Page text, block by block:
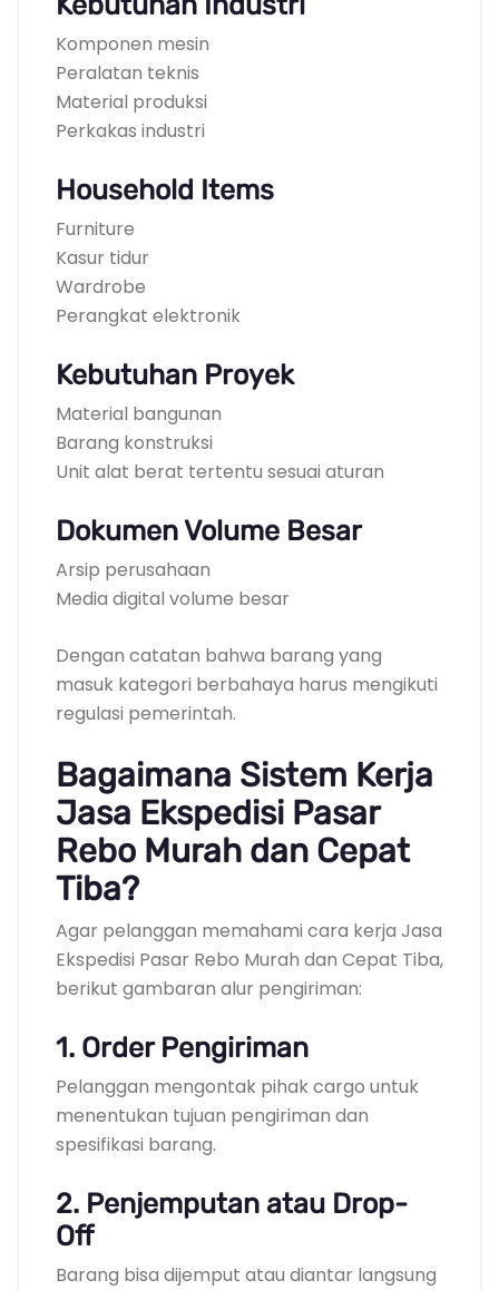
Komponen mesin
Peralatan teknis
Material produksi
Perkakas industri
Household Items
Furniture
Kasur tidur
Wardrobe
Perangkat elektronik
Kebutuhan Proyek
Material bangunan
Barang konstruksi
Unit alat berat tertentu sesuai aturan
Dokumen Volume Besar
Arsip perusahaan
Media digital volume besar
Dengan catatan bahwa barang yang
masuk kategori berbahaya harus mengikuti
regulasi pemerintah.
Bagaimana Sistem Kerja
Jasa Ekspedisi Pasar
Rebo Murah dan Cepat
Tiba?
Agar pelanggan memahami cara kerja Jasa
Ekspedisi Pasar Rebo Murah dan Cepat Tiba,
berikut gambaran alur pengiriman:
1. Order Pengiriman
Pelanggan mengontak pihak cargo untuk
menentukan tujuan pengiriman dan
spesifikasi barang.
2. Penjemputan atau Drop-
Off
Barang bisa dijemput atau diantar langsung